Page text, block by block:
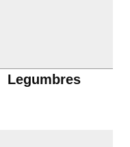
Legumbres